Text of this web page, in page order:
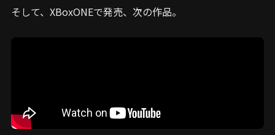
そして、XBoxONEで発売、次の作品。